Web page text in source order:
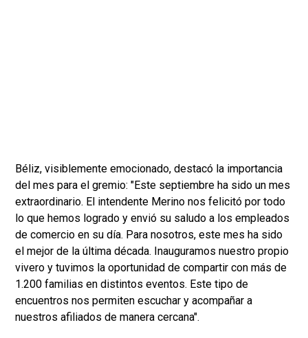
Béliz, visiblemente emocionado, destacó la importancia
del mes para el gremio: "Este septiembre ha sido un mes
extraordinario. El intendente Merino nos felicitó por todo
lo que hemos logrado y envió su saludo a los empleados
de comercio en su día. Para nosotros, este mes ha sido
el mejor de la última década. Inauguramos nuestro propio
vivero y tuvimos la oportunidad de compartir con más de
1.200 familias en distintos eventos. Este tipo de
encuentros nos permiten escuchar y acompañar a
nuestros afiliados de manera cercana".